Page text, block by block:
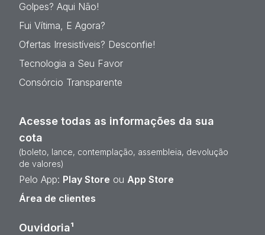
Golpes? Aqui Não!
Fui Vítima, E Agora?
Ofertas Irresistíveis? Desconfie!
Tecnologia a Seu Favor
Consórcio Transparente
Acesse todas as informações da sua
cota
(boleto, lance, contemplação, assembleia, devolução
de valores)
Pelo App: Play Store ou App Store
Área de clientes
Ouvidoria¹